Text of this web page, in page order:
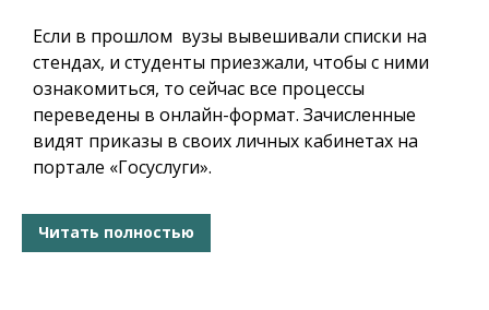
Если в прошлом вузы вывешивали списки на
стендах, и студенты приезжали, чтобы с ними
ознакомиться, то сейчас все процессы
переведены в онлайн-формат. Зачисленные
видят приказы в своих личных кабинетах на
портале «Госуслуги».
Читать полностью